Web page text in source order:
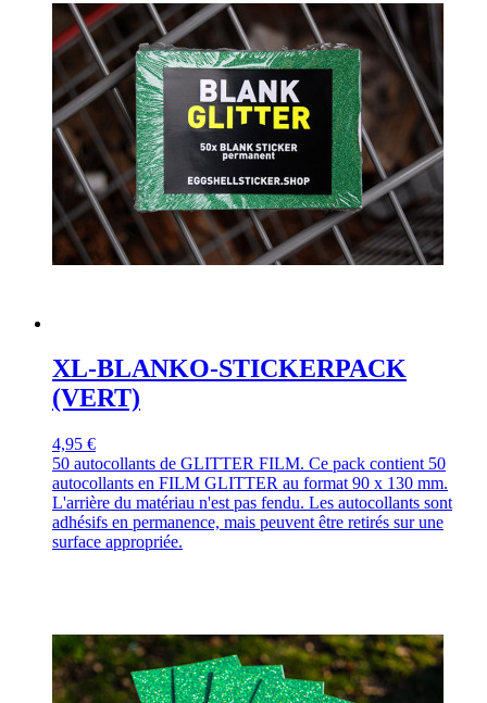
XL-BLANKO-STICKERPACK
(VERT)
4,95 €
50 autocollants de GLITTER FILM. Ce pack contient 50
autocollants en FILM GLITTER au format 90 x 130 mm.
L'arrière du matériau n'est pas fendu. Les autocollants sont
adhésifs en permanence, mais peuvent être retirés sur une
surface appropriée.